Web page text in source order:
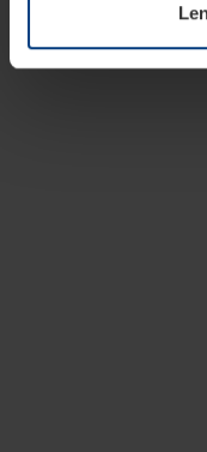
našej webovej